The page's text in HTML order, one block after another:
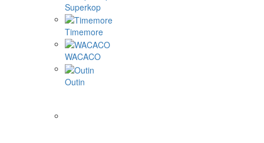
Superkop
Timemore
WACACO
Outin